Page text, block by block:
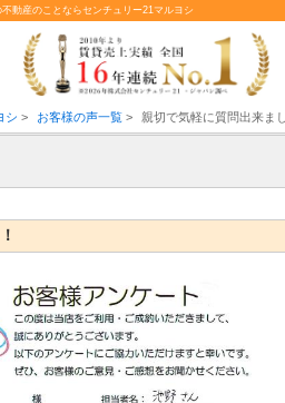
動産のことならセンチュリー21マルヨシ
シ > お客様の声一覧> 親切で気軽に質問出来ま